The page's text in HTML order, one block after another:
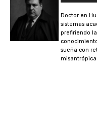
Doctor en
sistemas
prefiriendo
sueña con